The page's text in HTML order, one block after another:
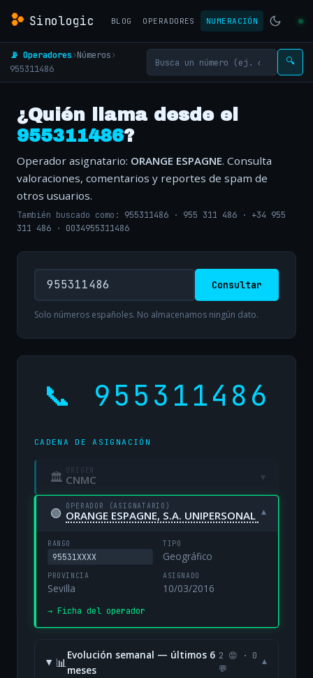
Sinologic BLOG OPERADORES NUMERACIÓN
📡 Operadores›Números›
955311486
🔍
¿Quién llama desde el
955311486?
Operador asignatario: ORANGE ESPAGNE. Consulta
valoraciones, comentarios y reportes de spam de
otros usuarios.
También buscado como: 955311486 · 955 311 486 · +34 955
311 486 · 0034955311486
Consultar
Solo números españoles. No almacenamos ningún dato.
📞 955311486
CADENA DE ASIGNACIÓN
🏛 ORIGEN
CNMC ▾
🟢 OPERADOR (ASIGNATARIO)
ORANGE ESPAGNE, S.A. UNIPERSONAL ▾
RANGO
95531XXXX
TIPO
Geográfico
PROVINCIA
Sevilla
ASIGNADO
10/03/2016
→ Ficha del operador
📊
Evolución semanal — últimos 6
meses
2 😡 · 0
💬
▾